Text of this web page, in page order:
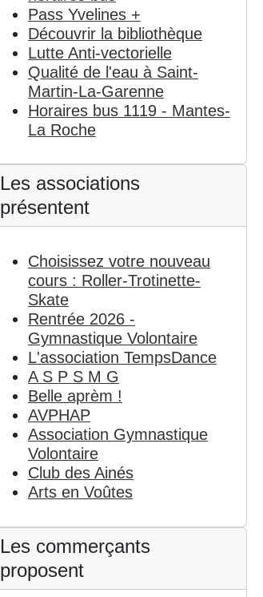
Pass Yvelines +
Découvrir la bibliothèque
Lutte Anti-vectorielle
Qualité de l'eau à Saint-
Martin-La-Garenne
Horaires bus 1119 - Mantes-
La Roche
Les associations
présentent
Choisissez votre nouveau
cours : Roller-Trotinette-
Skate
Rentrée 2026 -
Gymnastique Volontaire
L'association TempsDance
A S P S M G
Belle aprèm !
AVPHAP
Association Gymnastique
Volontaire
Club des Ainés
Arts en Voûtes
Les commerçants
proposent